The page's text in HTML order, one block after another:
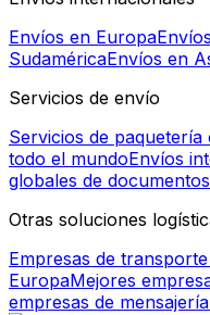
Envíos en Europa
SudaméricaEnvíos en
Servicios de envío
Servicios de paquetería
todo el mundoEnvíos
globales de documentos
Otras soluciones
Empresas de
EuropaMejores
empresas de mensajería